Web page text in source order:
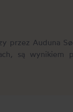
przez Auduna
są wynikiem